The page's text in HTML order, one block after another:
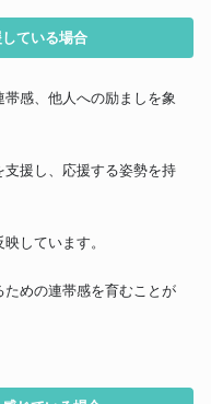
ている場合
感、他人への励ましを象
支援し、応援する姿勢を持
しています。
めの連帯感を育むことが